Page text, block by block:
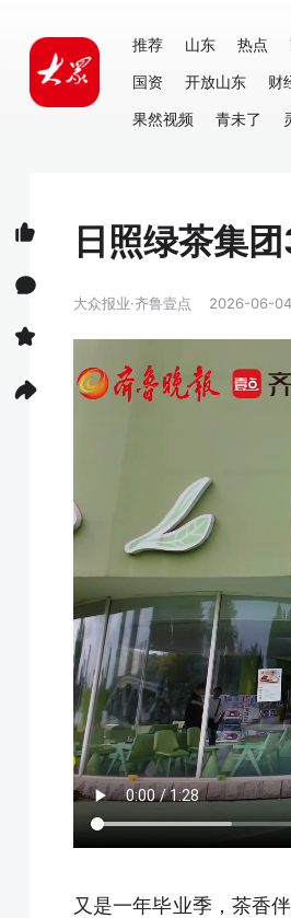
推荐 山东 热点
国资
开放山东 财
果然视频
青未了
日照绿茶集
大众报业·齐鲁壹点 2026-06-04
又是一年毕业季，茶香